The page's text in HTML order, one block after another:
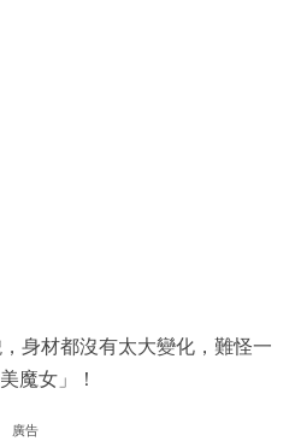
身材都沒有太大變化，難怪一
魔女」！
廣告